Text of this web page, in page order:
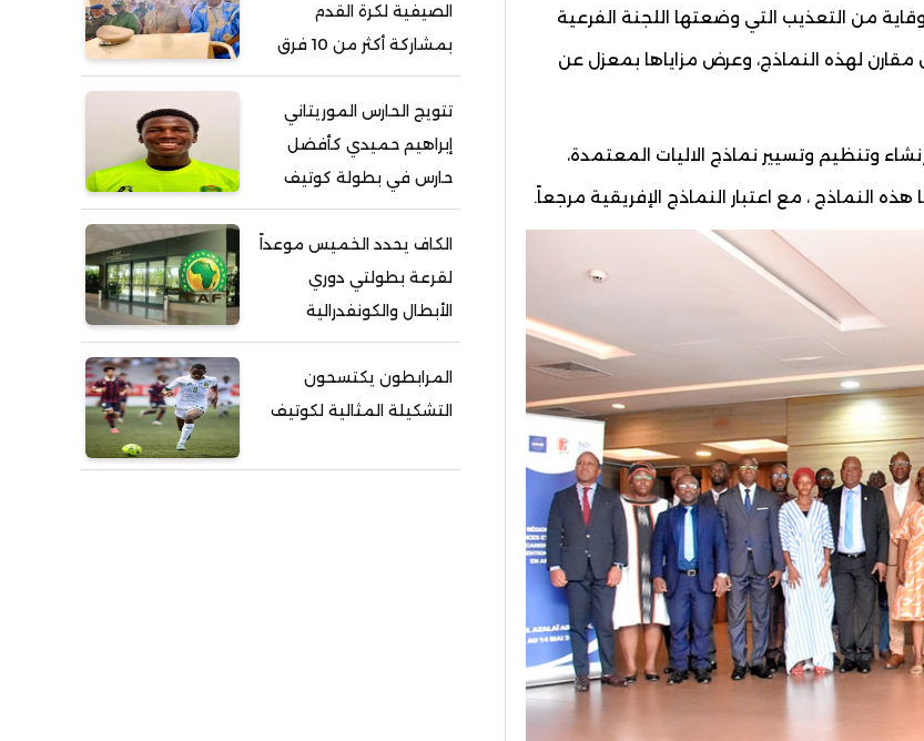
من التعذيب التي وضعتها اللجنة الفرعية
مقارن لهذه النماذج، وعرض مزاياها بمعزل عن
وتنظيم وتسيير نماذج الاليات المعتمدة،
النماذج ، مع اعتبار النماذج الإفريقية مرجعاً.
الصيفية لكرة القدم
بمشاركة أكثر من 10 فرق
تتويج الحارس الموريتاني
إبراهيم حميدي كأفضل
حارس في بطولة كوتيف
الكاف يحدد الخميس موعداً
لقرعة بطولتي دوري
الأبطال والكونفدرالية
المرابطون يكتسحون
التشكيلة المثالية لكوتيف